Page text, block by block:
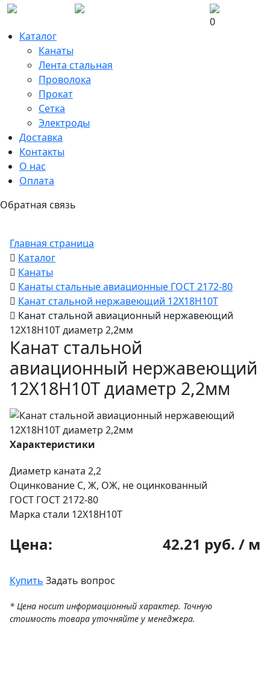
0
Каталог
Канаты
Лента стальная
Проволока
Прокат
Сетка
Электроды
Доставка
Контакты
О нас
Оплата
Обратная связь
Главная страница
Каталог
Канаты
Канаты стальные авиационные ГОСТ 2172-80
Канат стальной нержавеющий 12Х18Н10Т
Канат стальной авиационный нержавеющий
12Х18Н10Т диаметр 2,2мм
Канат стальной
авиационный нержавеющий
12Х18Н10Т диаметр 2,2мм
Характеристики
Диаметр каната 2,2
Оцинкование С, Ж, ОЖ, не оцинкованный
ГОСТ ГОСТ 2172-80
Марка стали 12Х18Н10Т
Цена: 42.21 руб. / м
Купить Задать вопрос
* Цена носит информационный характер. Точную
стоимость товара уточняйте у менеджера.